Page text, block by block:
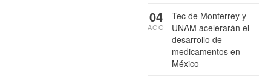
Tec de Monterrey y
UNAM acelerarán el
desarrollo de
medicamentos en
México
04
AGO